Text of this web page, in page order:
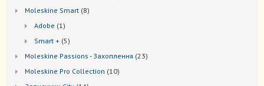
Моleskine Smart 88
Adobe 1 1
Smart + 55
Moleskine Passions - Захоплення 2323
Мoleskine Pro Collection 1010